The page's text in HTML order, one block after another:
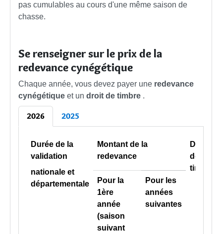
pas cumulables au cours d'une même saison de
chasse.
Se renseigner sur le prix de la
redevance cynégétique
Chaque année, vous devez payer une redevance
cynégétique et un droit de timbre .
2026 2025
Durée de la
validation
nationale et
départementale
Montant de la
redevance
Droit
de
timbre
Pour la
1ère
année
(saison
suivant
Pour les
années
suivantes